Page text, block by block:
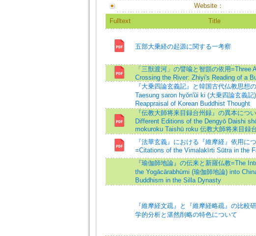
Website：
Fulltext Title
五部大乗経の起源に関する一考察
「三獣渡河」の譬喩と智顗の依用=Three
Crossing the River: Zhiyi's Reading of a
『大乗四論玄義記』と韓国古代仏教思想
Taesung saron hyŏn'ŭi ki (大乗四論玄義記
Reappraisal of Korean Buddhist Thought
『伝教大師将来目録台州録』の異本につ
Different Editions of the Dengyō Daishi
mokuroku Taishū roku 伝教大師将来目録
『法華玄義』における『維摩経』依用に
=Citations of the Vimalakīrti Sūtra in the
『瑜伽師地論』の伝来と新羅仏教=The
the Yogācārabhūmi (瑜伽師地論) into
Buddhism in the Silla Dynasty
『維摩経文疏』と『維摩経略疏』の比較
学的分析と湛然削略の特色について